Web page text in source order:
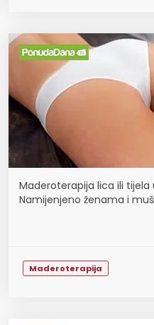
Maderoterapija lica ili
Namijenjeno ženama i
Maderoterapija